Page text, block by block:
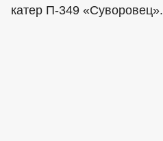
катер П-349 «Суворовец».